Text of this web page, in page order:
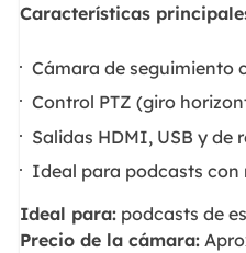
Características
Cámara de seguimiento
Control PTZ (giro
Salidas HDMI, USB y de
Ideal para podcasts
Ideal para:podcasts de
Precio de la cámara: